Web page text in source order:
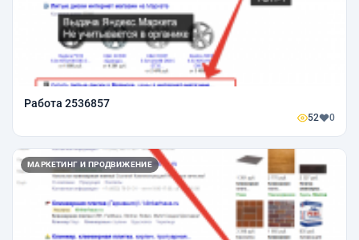
Работа 2536857
52 0
МАРКЕТИНГ И ПРОДВИЖЕНИЕ